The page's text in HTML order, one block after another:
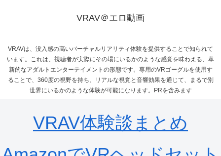
VRAV＠エロ動画
VRAVは、没入感の高いバーチャルリアリティ体験を提供することで知られて
います。これは、視聴者が実際にその場にいるかのような感覚を味わえる、革
新的なアダルトエンターテイメントの形態です。専用のVRゴーグルを使用す
ることで、360度の視野を持ち、リアルな視覚と音響効果を通じて、まるで別
世界にいるかのような体験が可能になります。PRを含みます
VRAV体験談まとめ